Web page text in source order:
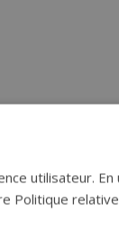
utilisateur.
Politique